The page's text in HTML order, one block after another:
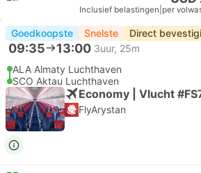
Inclusief belastingen per
Goedkoopste Snelste Direct
09:35 13:00 3uur, 25m
ALA Almaty Luchthaven
SCO Aktau Luchthaven
Economy | Vlucht
FlyArystan